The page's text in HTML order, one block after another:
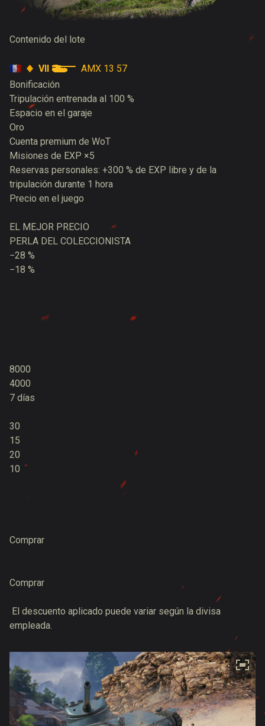
Contenido del lote
VII
AMX 13 57
Bonificación
Tripulación entrenada al 100 %
Espacio en el garaje
Oro
Cuenta premium de WoT
Misiones de EXP ×5
Reservas personales: +300 % de EXP libre y de la
tripulación durante 1 hora
Precio en el juego
EL MEJOR PRECIO
PERLA DEL COLECCIONISTA
−28 %
−18 %
8000
4000
7 días
30
15
20
10
Comprar
Comprar
El descuento aplicado puede variar según la divisa
empleada.